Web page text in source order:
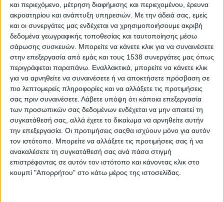
και περιεχόμενο, μέτρηση διαφήμισης και περιεχομένου, έρευνα
ακροατηρίου και ανάπτυξη υπηρεσιών. Με την άδειά σας, εμείς
και οι συνεργάτες μας ενδέχεται να χρησιμοποιήσουμε ακριβή
δεδομένα γεωγραφικής τοποθεσίας και ταυτοποίησης μέσω
σάρωσης συσκευών. Μπορείτε να κάνετε κλικ για να συναινέσετε
στην επεξεργασία από εμάς και τους 1538 συνεργάτες μας όπως
περιγράφεται παραπάνω. Εναλλακτικά, μπορείτε να κάνετε κλικ
για να αρνηθείτε να συναινέσετε ή να αποκτήσετε πρόσβαση σε
πιο λεπτομερείς πληροφορίες και να αλλάξετε τις προτιμήσεις
σας πριν συναινέσετε. Λάβετε υπόψη ότι κάποια επεξεργασία
των προσωπικών σας δεδομένων ενδέχεται να μην απαιτεί τη
συγκατάθεσή σας, αλλά έχετε το δικαίωμα να αρνηθείτε αυτήν
την επεξεργασία. Οι προτιμήσεις σαςθα ισχύουν μόνο για αυτόν
τον ιστότοπο. Μπορείτε να αλλάξετε τις προτιμήσεις σας ή να
ανακαλέσετε τη συγκατάθεσή σας ανά πάσα στιγμή
επιστρέφοντας σε αυτόν τον ιστότοπο και κάνοντας κλικ στο
κουμπί "Απορρήτου" στο κάτω μέρος της ιστοσελίδας.
1933 – Δημοσιεύεται η πρώτη φωτογραφία
του υποτιθέμενου τέρατος του Λοχ Νες. Το
Τέρας του Λόχνες έχει επικρατήσει να
ονομάζεται θρυλούμενο θαλάσσιο ερπετό
(κρυπτίδιο) που σύμφωνα με το μύθο ζει στη
λίμνη Νες της βόρειας Σκωτίας. Αποτελεί
αντικείμενο μελέτης της κρυπτοζωολογίας.
Απαντάται συχνά και με το όνομα Νέσι (αγγλ.
Nessie). Αναφορές για την ύπαρξη ενός
απροσδιόριστου τέρατος στη λίμνη του Λοχ
Νες χρονολογούνται από τον 6ο περίπου
αιώνα, όταν σύμφωνα με το θρύλο ο άγιος
Κολούμπα έσωσε με θαυματουργικό τρόπο τη